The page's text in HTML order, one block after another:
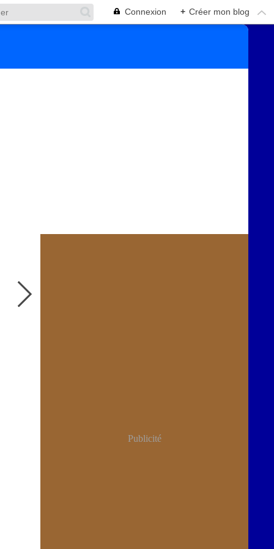
Connexion + Créer mon blog
Publicité